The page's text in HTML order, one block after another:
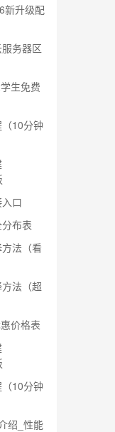
新升级配
务器区
生免费
10分钟
口
布表
法（看
法（超
价格表
10分钟
绍_性能